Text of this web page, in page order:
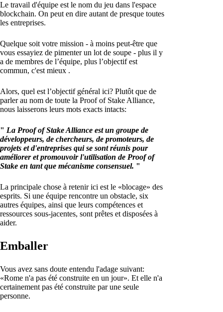
Le travail d'équipe est le nom du jeu dans l'espace
blockchain. On peut en dire autant de presque toutes
les entreprises.
Quelque soit votre mission - à moins peut-être que
vous essayiez de pimenter un lot de soupe - plus il y
a de membres de l’équipe, plus l’objectif est
commun, c'est mieux .
Alors, quel est l’objectif général ici? Plutôt que de
parler au nom de toute la Proof of Stake Alliance,
nous laisserons leurs mots exacts intacts:
" La Proof of Stake Alliance est un groupe de
développeurs, de chercheurs, de promoteurs, de
projets et d'entreprises qui se sont réunis pour
améliorer et promouvoir l'utilisation de Proof of
Stake en tant que mécanisme consensuel. "
La principale chose à retenir ici est le «blocage» des
esprits. Si une équipe rencontre un obstacle, six
autres équipes, ainsi que leurs compétences et
ressources sous-jacentes, sont prêtes et disposées à
aider.
Emballer
Vous avez sans doute entendu l'adage suivant:
«Rome n'a pas été construite en un jour». Et elle n'a
certainement pas été construite par une seule
personne.